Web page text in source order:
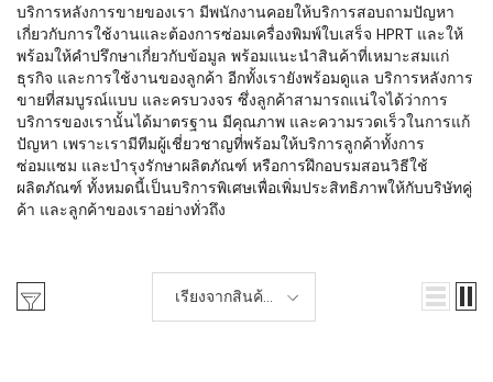
บริการหลังการขายของเรา มีพนักงานคอยให้บริการสอบถามปัญหา
เกี่ยวกับการใช้งานและต้องการซ่อมเครื่องพิมพ์ใบเสร็จ HPRT และให้
พร้อมให้คำปรึกษาเกี่ยวกับข้อมูล พร้อมแนะนำสินค้าที่เหมาะสมแก่
ธุรกิจ และการใช้งานของลูกค้า อีกทั้งเรายังพร้อมดูแล บริการหลังการ
ขายที่สมบูรณ์แบบ และครบวงจร ซึ่งลูกค้าสามารถแน่ใจได้ว่าการ
บริการของเรานั้นได้มาตรฐาน มีคุณภาพ และความรวดเร็วในการแก้
ปัญหา เพราะเรามีทีมผู้เชี่ยวชาญที่พร้อมให้บริการลูกค้าทั้งการ
ซ่อมแซม และบำรุงรักษาผลิตภัณฑ์ หรือการฝึกอบรมสอนวิธีใช้
ผลิตภัณฑ์ ทั้งหมดนี้เป็นบริการพิเศษเพื่อเพิ่มประสิทธิภาพให้กับบริษัทคู่
ค้า และลูกค้าของเราอย่างทั่วถึง
เรียงจากสินค้า
ใหม่-เก่า